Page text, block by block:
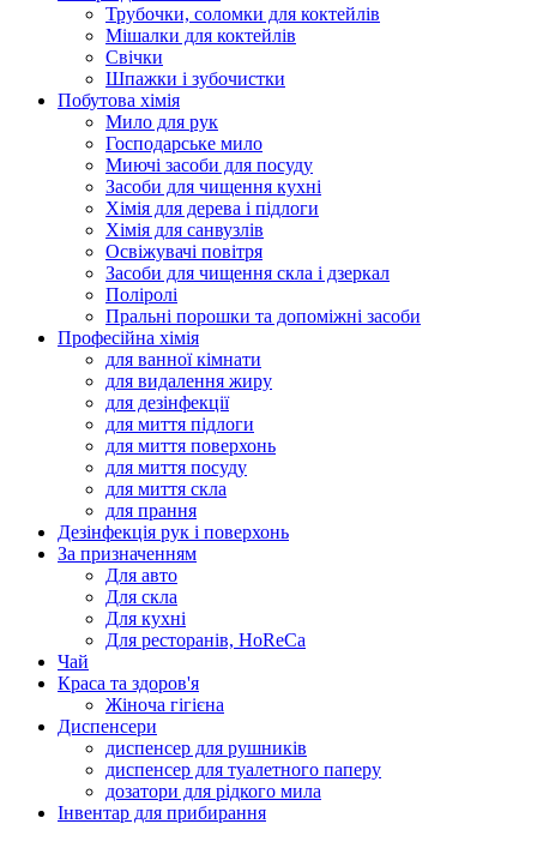
Трубочки, соломки для коктейлів
Мішалки для коктейлів
Свічки
Шпажки і зубочистки
Побутова хімія
Мило для рук
Господарське мило
Миючі засоби для посуду
Засоби для чищення кухні
Хімія для дерева і підлоги
Хімія для санвузлів
Освіжувачі повітря
Засоби для чищення скла і дзеркал
Поліролі
Пральні порошки та допоміжні засоби
Професійна хімія
для ванної кімнати
для видалення жиру
для дезінфекції
для миття підлоги
для миття поверхонь
для миття посуду
для миття скла
для прання
Дезінфекція рук і поверхонь
За призначенням
Для авто
Для скла
Для кухні
Для ресторанів, HoReCa
Чай
Краса та здоров'я
Жіноча гігієна
Диспенсери
диспенсер для рушників
диспенсер для туалетного паперу
дозатори для рідкого мила
Інвентар для прибирання